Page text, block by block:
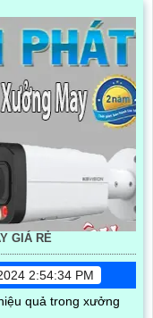
GIÁ RẺ
2:54:34 PM
quả trong xưởng